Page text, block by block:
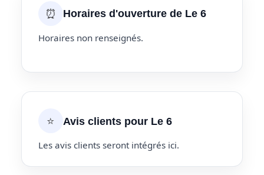
⏰ Horaires d'ouverture de Le 6
Horaires non renseignés.
⭐ Avis clients pour Le 6
Les avis clients seront intégrés ici.